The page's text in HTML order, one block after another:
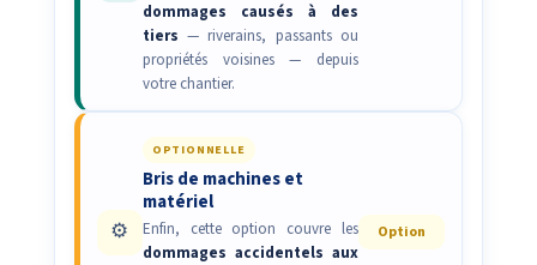
dommages causés à des
tiers — riverains, passants ou
propriétés voisines — depuis
votre chantier.
⚙️
OPTIONNELLE
Bris de machines et
matériel
Enfin, cette option couvre les
dommages accidentels aux
Option